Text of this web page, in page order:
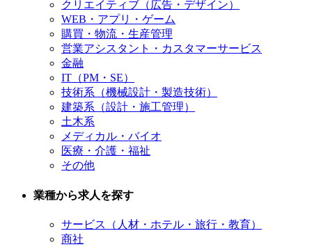
クリエイティブ（広告・デザイン）
WEB・アプリ・ゲーム
購買・物流・生産管理
営業アシスタント・カスタマーサービス
金融
IT（PM・SE）
技術系（機械設計・製造技術）
建築系（設計・施工管理）
土木系
メディカル・バイオ
医療・介護・福祉
その他
業種から求人を探す
サービス（人材・ホテル・旅行・教育）
商社